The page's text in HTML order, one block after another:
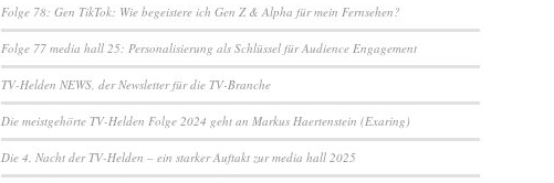
Folge 78: Gen TikTok: Wie begeistere ich Gen Z & Alpha für mein Fernsehen?
Folge 77 media hall 25: Personalisierung als Schlüssel für Audience Engagement
TV-Helden NEWS, der Newsletter für die TV-Branche
Die meistgehörte TV-Helden Folge 2024 geht an Markus Haertenstein (Exaring)
Die 4. Nacht der TV-Helden – ein starker Auftakt zur media hall 2025